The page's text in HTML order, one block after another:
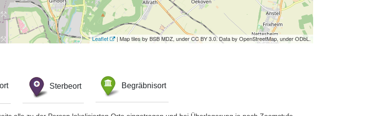
Leaflet | Map tiles by BSB MDZ, under CC BY 3.0. Data by OpenStreetMap, under ODbL.
Sterbeort Begräbnisort